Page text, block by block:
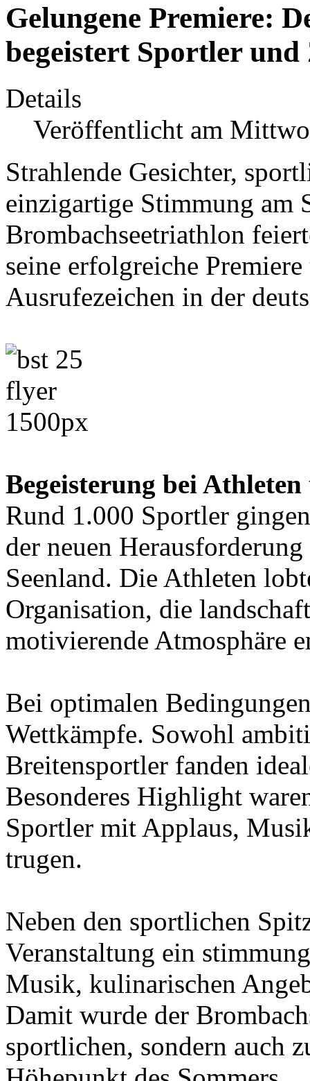
Gelungene Premiere:
begeistert Sportler und
Details
Veröffentlicht am
Strahlende Gesichter,
einzigartige Stimmung am
Brombachseetriathlon
seine erfolgreiche
Ausrufezeichen in der
Begeisterung bei
Rund 1.000 Sportler
der neuen
Seenland. Die Athleten
Organisation, die
motivierende Atmosphäre
Bei optimalen
Wettkämpfe. Sowohl
Breitensportler fanden
Besonderes Highlight
Sportler mit Applaus,
trugen.
Neben den sportlichen
Veranstaltung ein
Musik, kulinarischen
Damit wurde der
sportlichen, sondern auch